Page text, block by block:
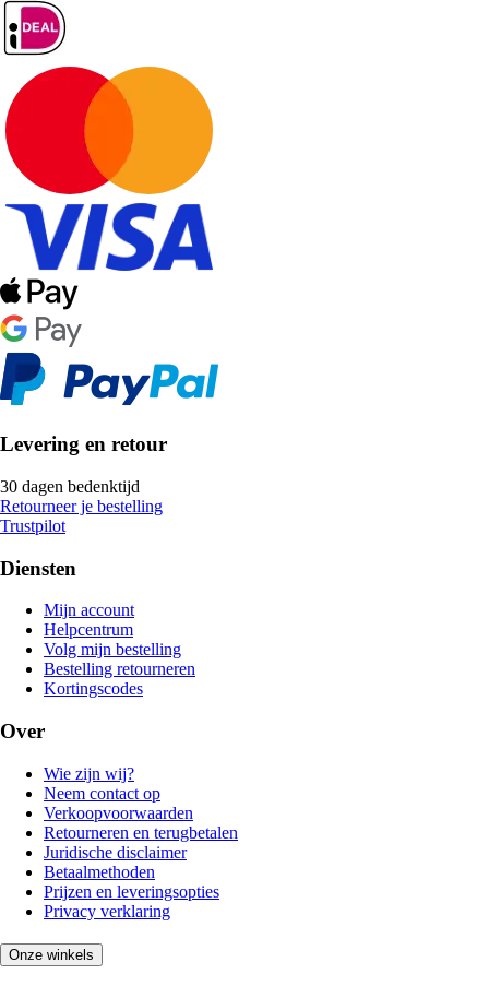
Levering en retour
30 dagen bedenktijd
Retourneer je bestelling
Trustpilot
Diensten
Mijn account
Helpcentrum
Volg mijn bestelling
Bestelling retourneren
Kortingscodes
Over
Wie zijn wij?
Neem contact op
Verkoopvoorwaarden
Retourneren en terugbetalen
Juridische disclaimer
Betaalmethoden
Prijzen en leveringsopties
Privacy verklaring
Onze winkels